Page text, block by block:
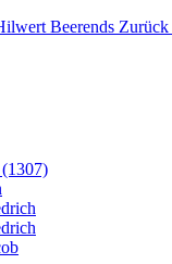
Beerends Zurück